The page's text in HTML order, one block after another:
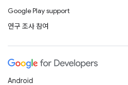
Google Play support
연구 조사 참여
Android